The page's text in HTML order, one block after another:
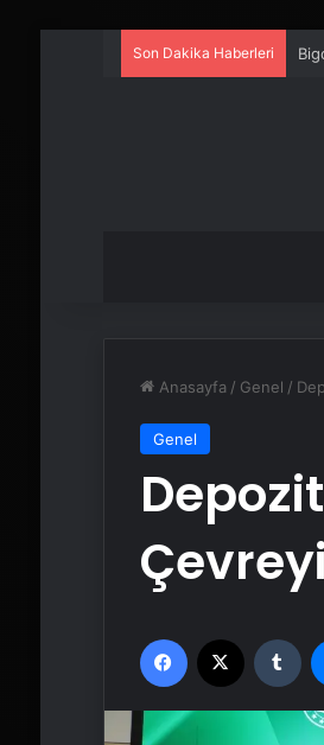
Son Dakika Haberleri
Anasayfa / Genel /
Genel
Facebook